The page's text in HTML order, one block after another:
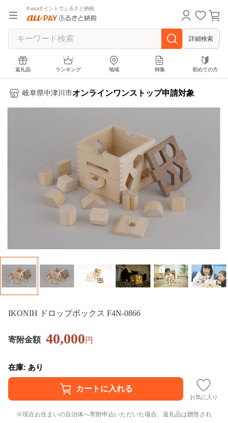
Pontaポイントでふるさと納税
詳細検索
返礼品 ランキング 地域 特集 初めての方
岐阜県中津川市オンラインワンストップ申請対象
IKONIH ドロップボックス F4N-0866
寄附金額 40,000円
在庫: あり
お気に入り
現在お住まいの自治体へ寄附申込いただいた場合、返礼品は贈答され